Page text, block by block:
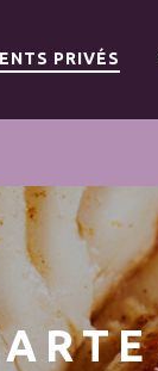
PRIVÉS